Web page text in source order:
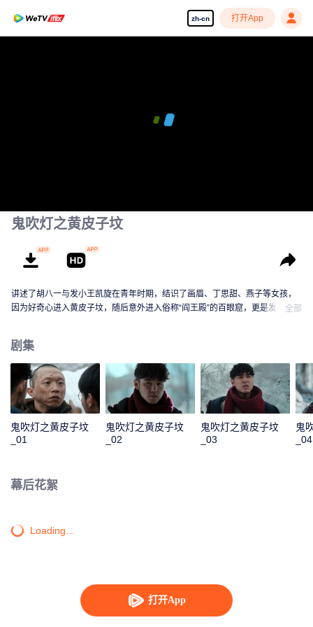
zh-cn 打开App
打开App
鬼吹灯之黄皮子坟
讲述了胡八一与发小王凯旋在青年时期，结识了画眉、丁思甜、燕子等女孩，
因为好奇心进入黄皮子坟，随后意外进入俗称“阎王殿”的百眼窟，更是发现了日
全部
剧集
鬼吹灯之黄皮子坟
_01
鬼吹灯之黄皮子坟
_02
鬼吹灯之黄皮子坟
_03
鬼
_04
幕后花絮
Loading…